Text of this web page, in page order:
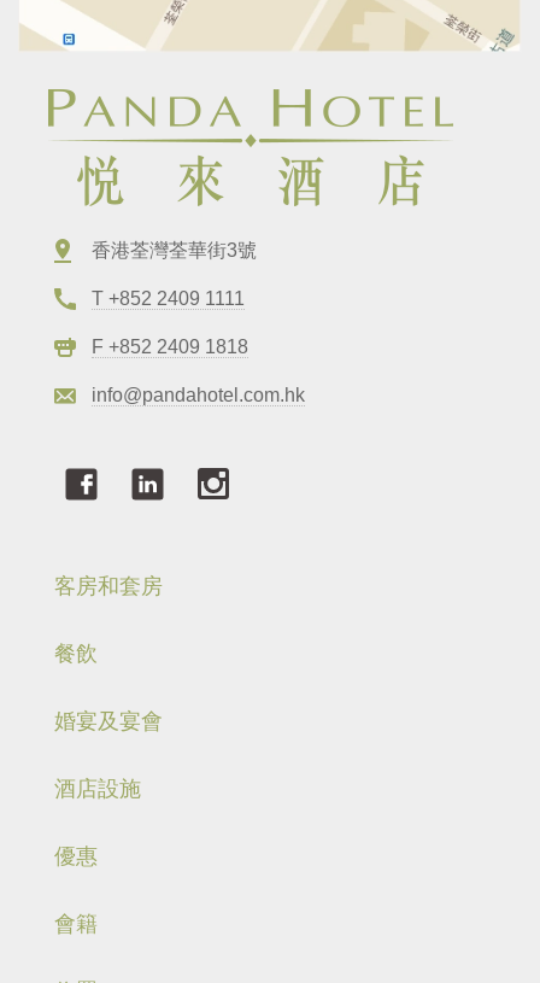
香港荃灣荃華街3號
T +852 2409 1111
F +852 2409 1818
info@pandahotel.com.hk
客房和套房
餐飲
婚宴及宴會
酒店設施
優惠
會籍